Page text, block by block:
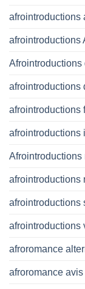
afrointroductions
afrointroductions
Afrointroductions
afrointroductions
afrointroductions
afrointroductions
Afrointroductions
afrointroductions
afrointroductions
afrointroductions
afroromance
afroromance avis